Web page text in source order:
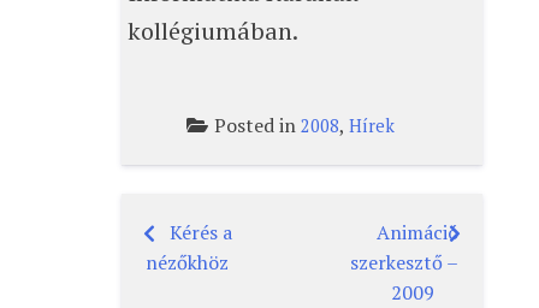
kollégiumában.
Posted in 2008, Hírek
Bejegyzés
Kérés a
nézőkhöz
Animáció
szerkesztő –
2009